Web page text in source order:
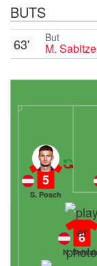
BUTS
But
M.
63'
5
S. Posch
6
N.